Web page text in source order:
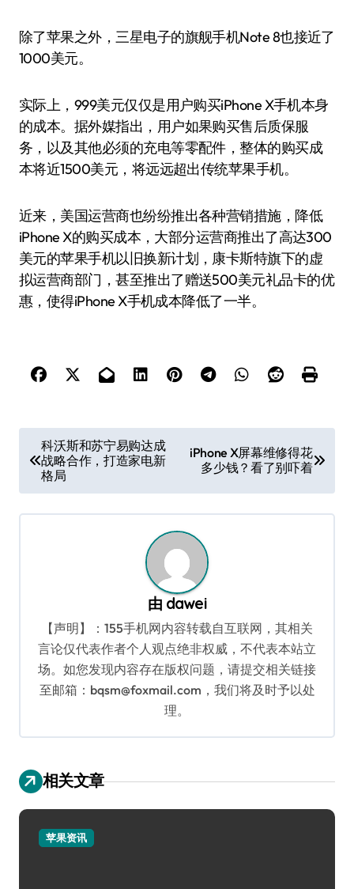
除了苹果之外，三星电子的旗舰手机Note 8也接近了
1000美元。
实际上，999美元仅仅是用户购买iPhone X手机本身
的成本。据外媒指出，用户如果购买售后质保服
务，以及其他必须的充电等零配件，整体的购买成
本将近1500美元，将远远超出传统苹果手机。
近来，美国运营商也纷纷推出各种营销措施，降低
iPhone X的购买成本，大部分运营商推出了高达300
美元的苹果手机以旧换新计划，康卡斯特旗下的虚
拟运营商部门，甚至推出了赠送500美元礼品卡的优
惠，使得iPhone X手机成本降低了一半。
章
导
航
科沃斯和苏宁易购达成
战略合作，打造家电新
格局
iPhone X屏幕维修得花
多少钱？看了别吓着
由 dawei
【声明】：155手机网内容转载自互联网，其相关
言论仅代表作者个人观点绝非权威，不代表本站立
场。如您发现内容存在版权问题，请提交相关链接
至邮箱：bqsm@foxmail.com，我们将及时予以处
理。
相关文章
苹果资讯